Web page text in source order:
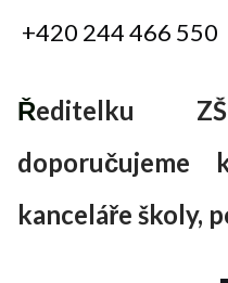
+420 244 466 550
Ředitelku
doporučujeme
kanceláře školy,